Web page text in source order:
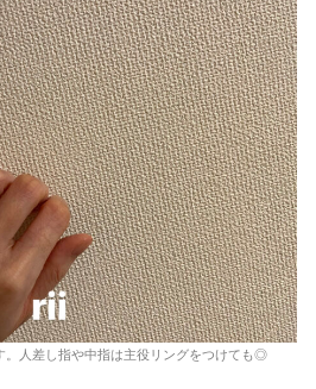
。人差し指や中指は主役リングをつけても◎